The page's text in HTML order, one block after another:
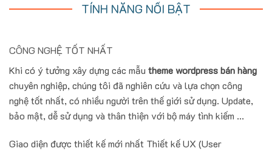
TÍNH NĂNG NỔI BẬT
CÔNG NGHỆ TỐT NHẤT
Khi có ý tưởng xây dựng các mẫu theme wordpress bán hàng
chuyên nghiệp, chúng tôi đã nghiên cứu và lựa chọn công
nghệ tốt nhất, có nhiều người trên thế giới sử dụng. Update,
bảo mật, dễ sử dụng và thân thiện với bộ máy tình kiếm ...
Giao diện được thiết kế mới nhất Thiết kế UX (User